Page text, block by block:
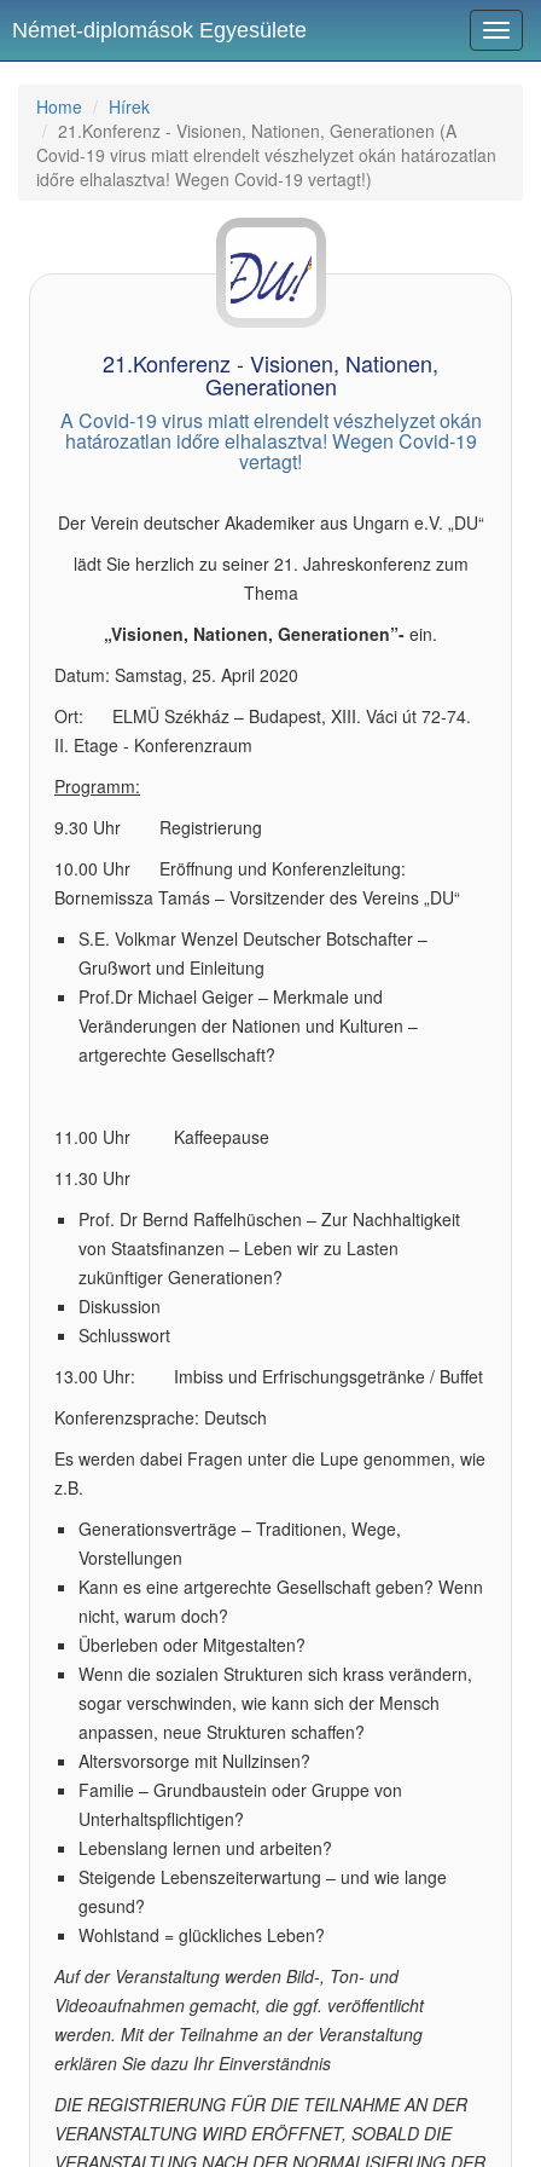
Német-diplomások Egyesülete
Home
Hírek
21.Konferenz - Visionen, Nationen, Generationen (A
Covid-19 virus miatt elrendelt vészhelyzet okán határozatlan
időre elhalasztva! Wegen Covid-19 vertagt!)
21.Konferenz - Visionen, Nationen,
Generationen
A Covid-19 virus miatt elrendelt vészhelyzet okán
határozatlan időre elhalasztva! Wegen Covid-19
vertagt!
Der Verein deutscher Akademiker aus Ungarn e.V. „DU“
lädt Sie herzlich zu seiner 21. Jahreskonferenz zum
Thema
„Visionen, Nationen, Generationen”- ein.
Datum: Samstag, 25. April 2020
Ort: ELMÜ Székház – Budapest, XIII. Váci út 72-74.
II. Etage - Konferenzraum
Programm:
9.30 Uhr Registrierung
10.00 Uhr Eröffnung und Konferenzleitung:
Bornemissza Tamás – Vorsitzender des Vereins „DU“
S.E. Volkmar Wenzel Deutscher Botschafter –
Grußwort und Einleitung
Prof.Dr Michael Geiger – Merkmale und
Veränderungen der Nationen und Kulturen –
artgerechte Gesellschaft?
11.00 Uhr Kaffeepause
11.30 Uhr
Prof. Dr Bernd Raffelhüschen – Zur Nachhaltigkeit
von Staatsfinanzen – Leben wir zu Lasten
zukünftiger Generationen?
Diskussion
Schlusswort
13.00 Uhr: Imbiss und Erfrischungsgetränke / Buffet
Konferenzsprache: Deutsch
Es werden dabei Fragen unter die Lupe genommen, wie
z.B.
Generationsverträge – Traditionen, Wege,
Vorstellungen
Kann es eine artgerechte Gesellschaft geben? Wenn
nicht, warum doch?
Überleben oder Mitgestalten?
Wenn die sozialen Strukturen sich krass verändern,
sogar verschwinden, wie kann sich der Mensch
anpassen, neue Strukturen schaffen?
Altersvorsorge mit Nullzinsen?
Familie – Grundbaustein oder Gruppe von
Unterhaltspflichtigen?
Lebenslang lernen und arbeiten?
Steigende Lebenszeiterwartung – und wie lange
gesund?
Wohlstand = glückliches Leben?
Auf der Veranstaltung werden Bild-, Ton- und
Videoaufnahmen gemacht, die ggf. veröffentlicht
werden. Mit der Teilnahme an der Veranstaltung
erklären Sie dazu Ihr Einverständnis
DIE REGISTRIERUNG FÜR DIE TEILNAHME AN DER
VERANSTALTUNG WIRD ERÖFFNET, SOBALD DIE
VERANSTALTUNG NACH DER NORMALISIERUNG DER